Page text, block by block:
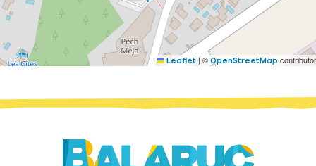
Leaflet |© OpenStreetMap